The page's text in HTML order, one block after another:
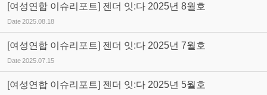
[여성연합 이슈리포트] 젠더 잇:다 2025년 8월호
Date2025.08.18
[여성연합 이슈리포트] 젠더 잇:다 2025년 7월호
Date2025.07.15
[여성연합 이슈리포트] 젠더 잇:다 2025년 5월호